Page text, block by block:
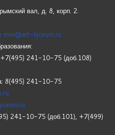
вал, д. 8, корп. 2.
mnv@art-lyceum.ru
241-10-75 (доб.108)
8(495) 241-10-75
241-10-75 (доб.101), +7(499)